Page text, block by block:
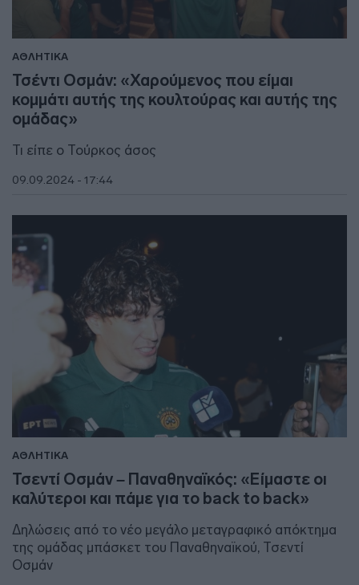
ΑΘΛΗΤΙΚΑ
Τσέντι Οσμάν: «Χαρούμενος που είμαι
κομμάτι αυτής της κουλτούρας και αυτής της
ομάδας»
Τι είπε ο Τούρκος άσος
09.09.2024 - 17:44
ΑΘΛΗΤΙΚΑ
Τσεντί Οσμάν – Παναθηναϊκός: «Είμαστε οι
καλύτεροι και πάμε για το back to back»
Δηλώσεις από το νέο μεγάλο μεταγραφικό απόκτημα
της ομάδας μπάσκετ του Παναθηναϊκού, Τσεντί
Οσμάν